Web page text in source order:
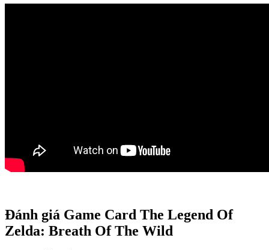
Đánh giá Game Card The Legend Of
Zelda: Breath Of The Wild